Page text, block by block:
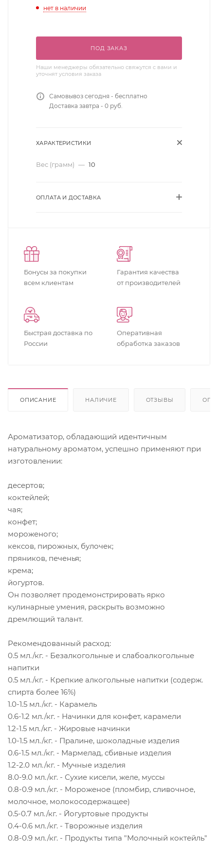
нет в наличии
ПОД ЗАКАЗ
Наши менеджеры обязательно свяжутся с вами и
уточнят условия заказа
Самовывоз сегодня - бесплатно
Доставка завтра - 0 руб.
ХАРАКТЕРИСТИКИ
Вес (грамм) — 10
ОПЛАТА И ДОСТАВКА
Бонусы за покупки
всем клиентам
Гарантия качества
от производителей
Быстрая доставка по
России
Оперативная
обработка заказов
ОПИСАНИЕ НАЛИЧИЕ ОТЗЫВЫ
Ароматизатор, обладающий идентичным
натуральному ароматом, успешно применяют при
изготовлении:
десертов;
коктейлей;
чая;
конфет;
мороженого;
кексов, пирожных, булочек;
пряников, печенья;
крема;
йогуртов.
Он позволяет продемонстрировать ярко
кулинарные умения, раскрыть возможно
дремлющий талант.
Рекомендованный расход:
0.5 мл./кг. - Безалкогольные и слабоалкогольные
напитки
0.5 мл./кг. - Крепкие алкогольные напитки (содерж.
спирта более 16%)
1.0-1.5 мл./кг. - Карамель
0.6-1.2 мл./кг. - Начинки для конфет, карамели
1.2-1.5 мл./кг. - Жировые начинки
1.0-1.5 мл./кг. - Пралине, шоколадные изделия
0.6-1.5 мл./кг. - Мармелад, сбивные изделия
1.2-2.0 мл./кг. - Мучные изделия
8.0-9.0 мл./кг. - Сухие кисели, желе, муссы
0.8-0.9 мл./кг. - Мороженое (пломбир, сливочное,
молочное, молокосодержащее)
0.5-0.7 мл./кг. - Йогуртовые продукты
0.4-0.6 мл./кг. - Творожные изделия
0.8-0.9 мл./кг. - Продукты типа "Молочный коктейль"